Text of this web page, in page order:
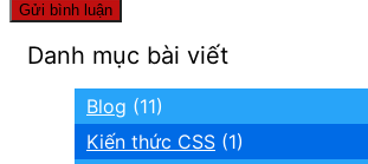
Danh mục bài viết
Blog (11)
Kiến thức CSS (1)